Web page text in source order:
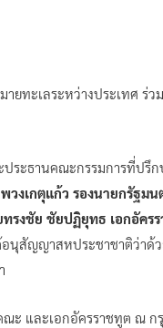
ทะเลระหว่างประเทศ ร่ว
ประธานคณะกรรมการที่ปรึก
วงเกตุแก้ว รองนายกรัฐมน
รงชัย ชัยปฏิยุทธ เอกอัคร
นุสัญญาสหประชาชาติว่าด้
และเอกอัครราชทูต ณ กรุ